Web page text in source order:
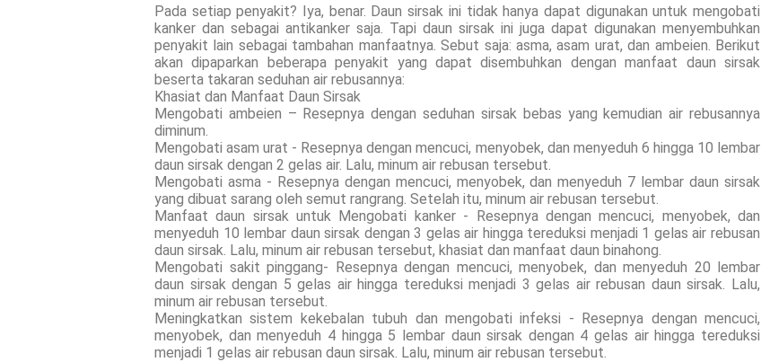
Pada setiap penyakit? Iya, benar. Daun sirsak ini tidak hanya dapat digunakan untuk mengobati
kanker dan sebagai antikanker saja. Tapi daun sirsak ini juga dapat digunakan menyembuhkan
penyakit lain sebagai tambahan manfaatnya. Sebut saja: asma, asam urat, dan ambeien. Berikut
akan dipaparkan beberapa penyakit yang dapat disembuhkan dengan manfaat daun sirsak
beserta takaran seduhan air rebusannya:
Khasiat dan Manfaat Daun Sirsak
Mengobati ambeien – Resepnya dengan seduhan sirsak bebas yang kemudian air rebusannya
diminum.
Mengobati asam urat - Resepnya dengan mencuci, menyobek, dan menyeduh 6 hingga 10 lembar
daun sirsak dengan 2 gelas air. Lalu, minum air rebusan tersebut.
Mengobati asma - Resepnya dengan mencuci, menyobek, dan menyeduh 7 lembar daun sirsak
yang dibuat sarang oleh semut rangrang. Setelah itu, minum air rebusan tersebut.
Manfaat daun sirsak untuk Mengobati kanker - Resepnya dengan mencuci, menyobek, dan
menyeduh 10 lembar daun sirsak dengan 3 gelas air hingga tereduksi menjadi 1 gelas air rebusan
daun sirsak. Lalu, minum air rebusan tersebut, khasiat dan manfaat daun binahong.
Mengobati sakit pinggang- Resepnya dengan mencuci, menyobek, dan menyeduh 20 lembar
daun sirsak dengan 5 gelas air hingga tereduksi menjadi 3 gelas air rebusan daun sirsak. Lalu,
minum air rebusan tersebut.
Meningkatkan sistem kekebalan tubuh dan mengobati infeksi - Resepnya dengan mencuci,
menyobek, dan menyeduh 4 hingga 5 lembar daun sirsak dengan 4 gelas air hingga tereduksi
menjadi 1 gelas air rebusan daun sirsak. Lalu, minum air rebusan tersebut.